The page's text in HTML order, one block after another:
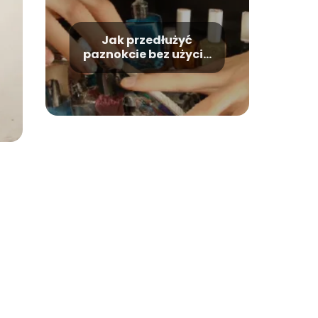
Jak przedłużyć
paznokcie bez użycia
produktów?